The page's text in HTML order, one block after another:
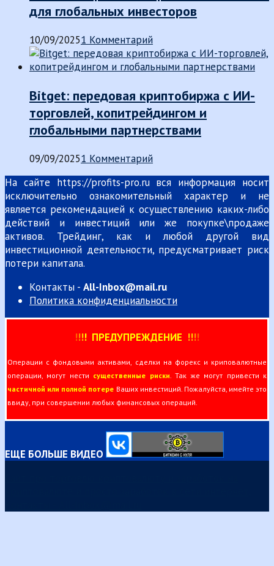
для глобальных инвесторов
10/09/20251 Комментарий
Bitget: передовая криптобиржа с ИИ-
торговлей, копитрейдингом и
глобальными партнерствами
09/09/20251 Комментарий
На сайте https://profits-pro.ru вся информация носит
исключительно ознакомительный характер и не
является рекомендацией к осуществлению каких-либо
действий и инвестиций или же покупке\продаже
активов. Трейдинг, как и любой другой вид
инвестиционной деятельности, предусматривает риск
потери капитала.
Контакты - All-Inbox@mail.ru
Политика конфиденциальности
!!!! ПРЕДУПРЕЖДЕНИЕ !!!!
Операции с фондовыми активами, сделки на форекс и криповалютные
операции, могут нести существенные риски . Так же могут привести к
частичной или полной потере Ваших инвестиций. Пожалуйста, имейте это
ввиду, при совершении любых финансовых операций.
ЕЩЕ БОЛЬШЕ ВИДЕО